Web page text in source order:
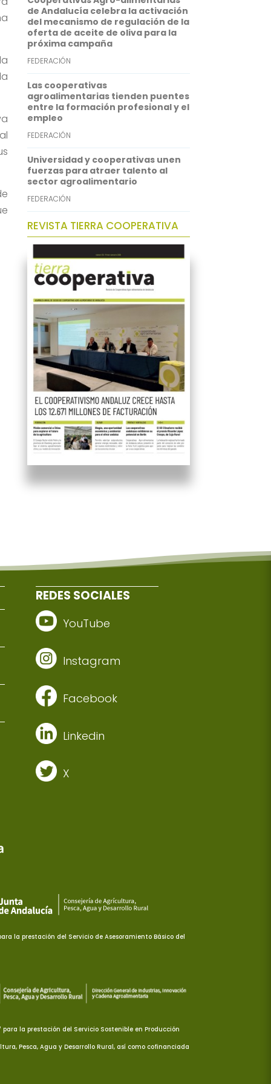
p
I
n
de Andalucía celebra la activación
del mecanismo de regulación de la
oferta de aceite de oliva para la
próxima campaña
FEDERACIÓN
Las cooperativas
agroalimentarias tienden puentes
entre la formación profesional y el
empleo
FEDERACIÓN
Universidad y cooperativas unen
fuerzas para atraer talento al
sector agroalimentario
FEDERACIÓN
REVISTA TIERRA COOPERATIVA
REDES SOCIALES
YouTube
Instagram
Facebook
Linkedin
X
la prestación del Servicio de Asesoramiento Básico del
la prestación del Servicio Sostenible en Producción
Pesca, Agua y Desarrollo Rural, así como cofinanciada